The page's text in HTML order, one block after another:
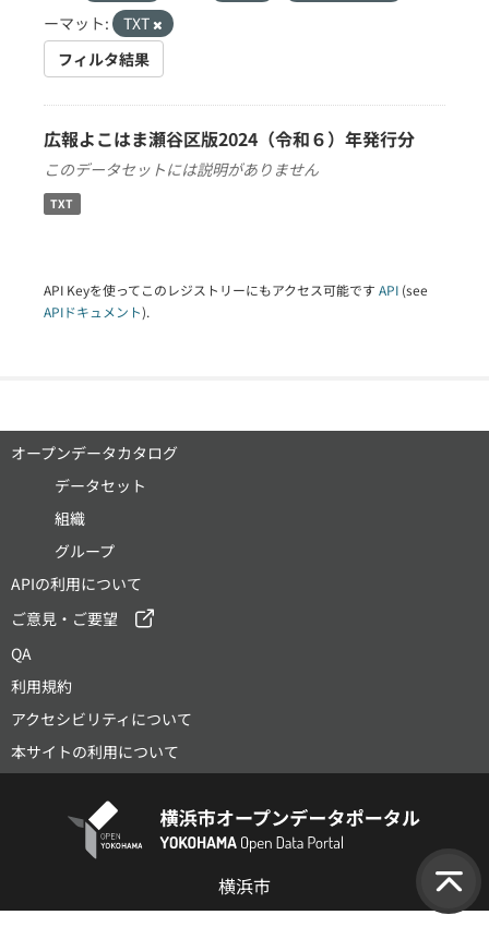
ーマット:
TXT
フィルタ結果
広報よこはま瀬谷区版2024（令和６）年発行分
このデータセットには説明がありません
TXT
API Keyを使ってこのレジストリーにもアクセス可能です API (see
APIドキュメント).
オープンデータカタログ
データセット
組織
グループ
APIの利用について
ご意見・ご要望
QA
利用規約
アクセシビリティについて
本サイトの利用について
横浜市